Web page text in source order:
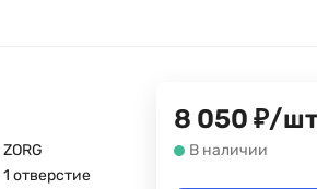
ZORG
1 отверстие
8 050 ₽/
В наличии